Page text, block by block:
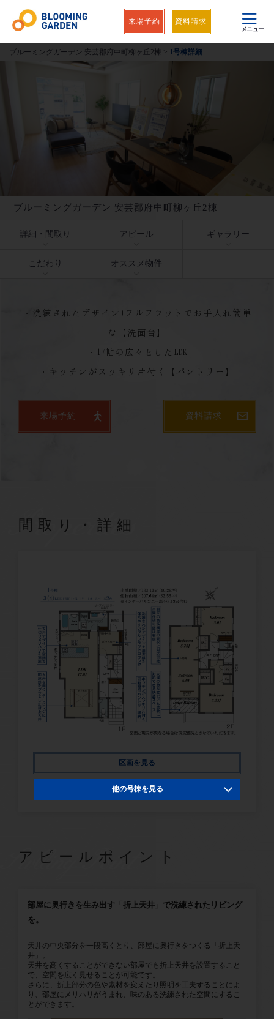
来場予約 資料請求
メニュー
ブルーミングガーデン 安芸郡府中町柳ヶ丘2棟 > 1号棟詳細
ブルーミングガーデン 安芸郡府中町柳ヶ丘2棟
詳細・間取り アピール ギャラリー
こだわり オススメ物件
・洗練されたデザイン+フルフラットでお手入れ簡単
な【洗面台】
・17帖の広々としたLDK
・キッチンがスッキリ片付く【パントリー】
来場予約 資料請求
間取り・詳細
区画を見る
他の号棟を見る
アピールポイント
部屋に奥行きを生み出す「折上天井」で洗練されたリビング
を。
天井の中央部分を一段高くとり、部屋に奥行きをつくる「折上天
井」。
天井を高くすることができない部屋でも折上天井を設置すること
で、空間を広く見せることが可能です。
さらに、折上部分の色や素材を変えたり照明を工夫することによ
り、部屋にメリハリがうまれ、味のある洗練された空間にするこ
とができます。